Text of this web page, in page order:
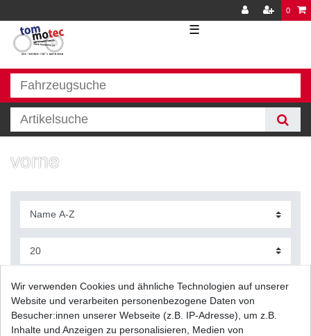
0
☰
vorne
Wir verwenden Cookies und ähnliche Technologien auf unserer
Website und verarbeiten personenbezogene Daten von
Besucher:innen unserer Webseite (z.B. IP-Adresse), um z.B.
Inhalte und Anzeigen zu personalisieren, Medien von